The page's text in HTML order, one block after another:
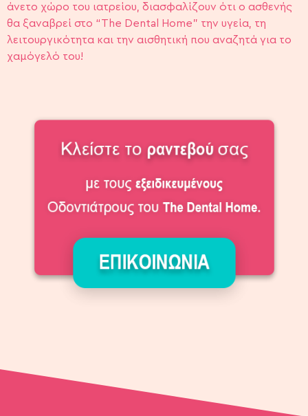
άνετο χώρο του ιατρείου, διασφαλίζουν ότι ο ασθενής
θα ξαναβρεί στο “The Dental Home” την υγεία, τη
λειτουργικότητα και την αισθητική που αναζητά για το
χαμόγελό του!